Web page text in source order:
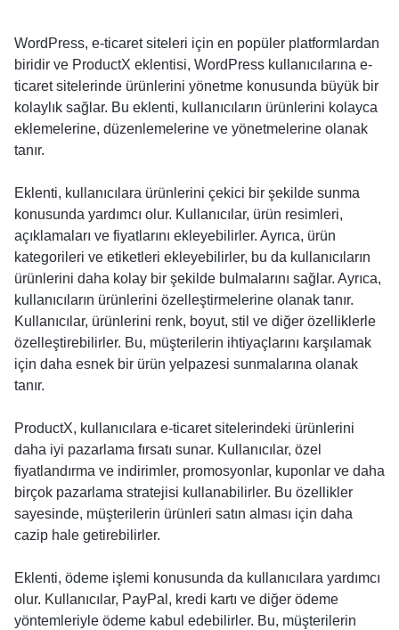
WordPress, e-ticaret siteleri için en popüler platformlardan
biridir ve ProductX eklentisi, WordPress kullanıcılarına e-
ticaret sitelerinde ürünlerini yönetme konusunda büyük bir
kolaylık sağlar. Bu eklenti, kullanıcıların ürünlerini kolayca
eklemelerine, düzenlemelerine ve yönetmelerine olanak
tanır.
Eklenti, kullanıcılara ürünlerini çekici bir şekilde sunma
konusunda yardımcı olur. Kullanıcılar, ürün resimleri,
açıklamaları ve fiyatlarını ekleyebilirler. Ayrıca, ürün
kategorileri ve etiketleri ekleyebilirler, bu da kullanıcıların
ürünlerini daha kolay bir şekilde bulmalarını sağlar. Ayrıca,
kullanıcıların ürünlerini özelleştirmelerine olanak tanır.
Kullanıcılar, ürünlerini renk, boyut, stil ve diğer özelliklerle
özelleştirebilirler. Bu, müşterilerin ihtiyaçlarını karşılamak
için daha esnek bir ürün yelpazesi sunmalarına olanak
tanır.
ProductX, kullanıcılara e-ticaret sitelerindeki ürünlerini
daha iyi pazarlama fırsatı sunar. Kullanıcılar, özel
fiyatlandırma ve indirimler, promosyonlar, kuponlar ve daha
birçok pazarlama stratejisi kullanabilirler. Bu özellikler
sayesinde, müşterilerin ürünleri satın alması için daha
cazip hale getirebilirler.
Eklenti, ödeme işlemi konusunda da kullanıcılara yardımcı
olur. Kullanıcılar, PayPal, kredi kartı ve diğer ödeme
yöntemleriyle ödeme kabul edebilirler. Bu, müşterilerin